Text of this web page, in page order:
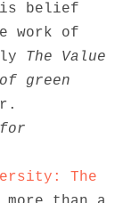
belief
work of
The Value
green
The